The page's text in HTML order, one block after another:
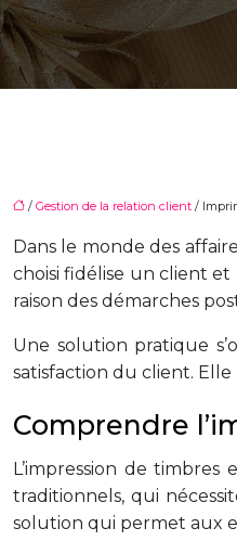
/ Gestion de la relation client /
Dans le monde des
choisi fidélise un client
raison des démarches
Une solution pratique
satisfaction du client.
Comprendre
L’impression de
traditionnels, qui
solution qui permet aux